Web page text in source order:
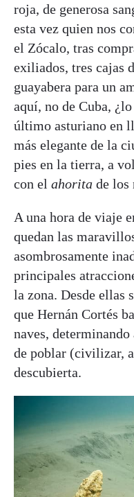
roja, de generosa
esta vez quien nos
el Zócalo, tras
exiliados, tres cajas
guayabera para un
aquí, no de Cuba,
último asturiano en
más elegante de la
pies en la tierra, a
con el ahorita de los
A una hora de viaje
quedan las
asombrosamente
principales
la zona. Desde ellas
que Hernán Cortés
naves,
de poblar (civilizar,
descubierta.